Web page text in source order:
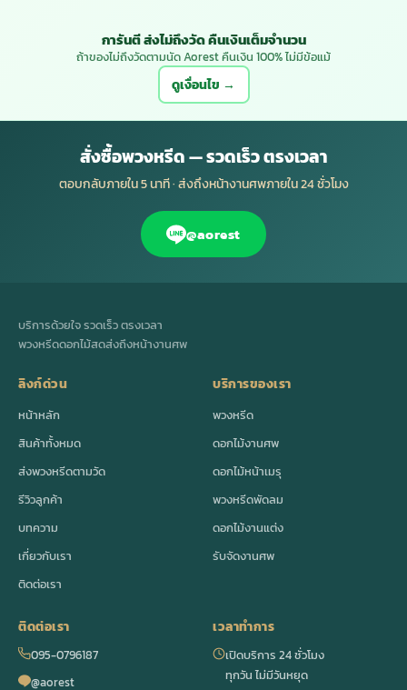
การันตี ส่งไม่ถึงวัด คืนเงินเต็มจำนวน
ถ้าของไม่ถึงวัดตามนัด Aorest คืนเงิน 100% ไม่มีข้อแม้
ดูเงื่อนไข →
สั่งซื้อพวงหรีด — รวดเร็ว ตรงเวลา
ตอบกลับภายใน 5 นาที · ส่งถึงหน้างานศพภายใน 24 ชั่วโมง
@aorest
บริการด้วยใจ รวดเร็ว ตรงเวลา
พวงหรีดดอกไม้สดส่งถึงหน้างานศพ
ลิงก์ด่วน
หน้าหลัก
สินค้าทั้งหมด
ส่งพวงหรีดตามวัด
รีวิวลูกค้า
บทความ
เกี่ยวกับเรา
ติดต่อเรา
บริการของเรา
พวงหรีด
ดอกไม้งานศพ
ดอกไม้หน้าเมรุ
พวงหรีดพัดลม
ดอกไม้งานแต่ง
รับจัดงานศพ
ติดต่อเรา
095-0796187
@aorest
เวลาทำการ
เปิดบริการ 24 ชั่วโมง
ทุกวัน ไม่มีวันหยุด